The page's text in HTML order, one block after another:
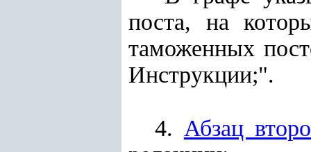
поста, на
таможенных
Инструкции;".
4. Абзац